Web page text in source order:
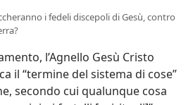
i fedeli discepoli di Gesù, contro
l’Agnello Gesù Cristo
il “termine del sistema di cose”
secondo cui qualunque cosa